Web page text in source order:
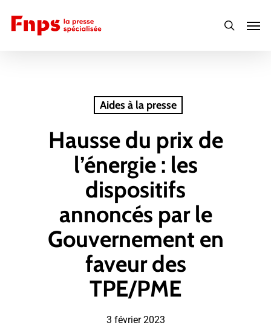
main
search
Aides à la presse
Hausse du prix de
l’énergie : les
dispositifs
annoncés par le
Gouvernement en
faveur des
TPE/PME
3 février 2023